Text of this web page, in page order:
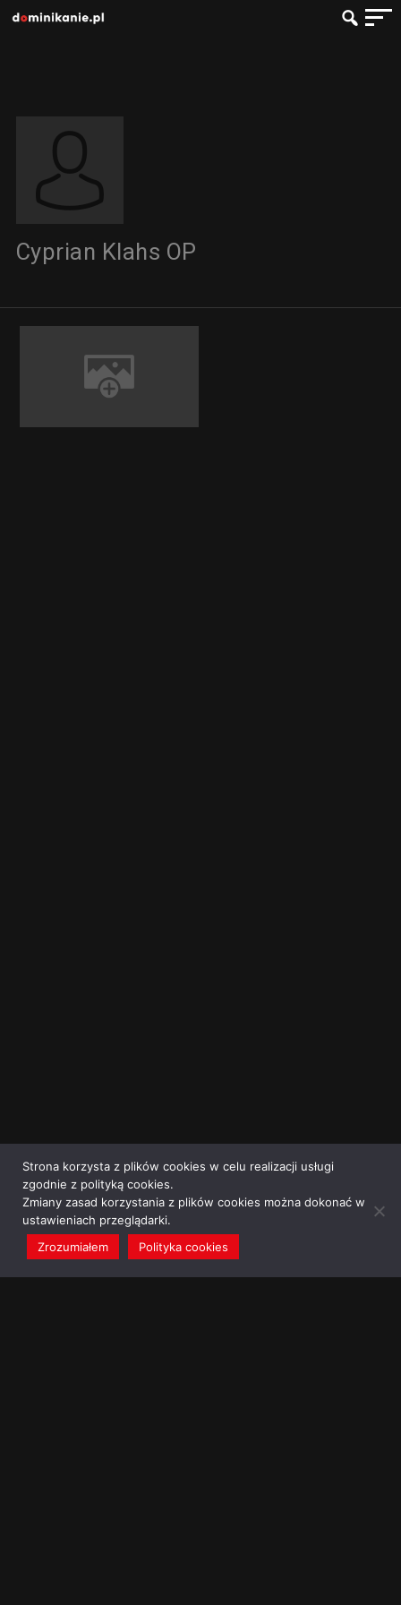
Cyprian Klahs OP
Strona korzysta z plików cookies w celu realizacji usługi
zgodnie z polityką cookies.
Zmiany zasad korzystania z plików cookies można dokonać w
ustawieniach przeglądarki.
Zrozumiałem
Polityka cookies